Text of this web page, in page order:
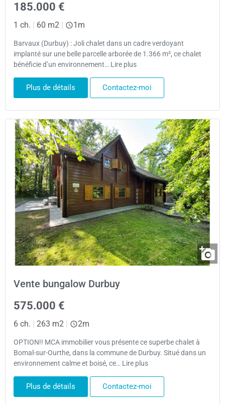
185.000 €
1 ch. | 60 m2 | 1m
Barvaux (Durbuy) : Joli chalet dans un cadre verdoyant
implanté sur une belle parcelle arborée de 1.366 m², ce chalet
bénéficie d’un environnement… Lire plus
Plus de détails Contactez-moi
Vente bungalow Durbuy
575.000 €
6 ch. | 263 m2 | 2m
OPTION!! MCA immobilier vous présente ce superbe chalet à
Bomal-sur-Ourthe, dans la commune de Durbuy. Situé dans un
environnement calme et boisé, ce… Lire plus
Plus de détails Contactez-moi